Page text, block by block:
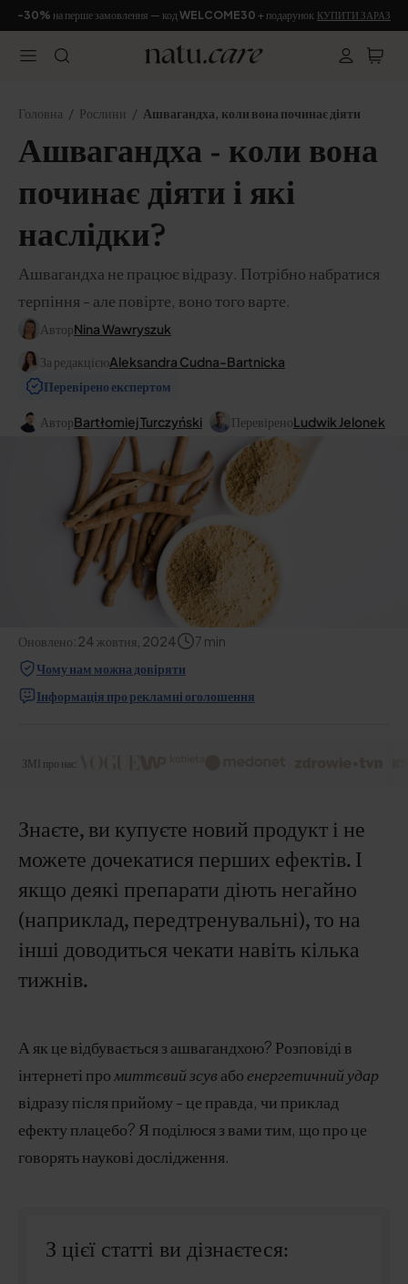
-30% на перше замовлення — код WELCOME30 + подарунок КУПИТИ ЗАРАЗ
Головна Рослини Ашвагандха, коли вона починає діяти
Ашвагандха - коли вона
починає діяти і які
наслідки?
Ашвагандха не працює відразу. Потрібно набратися
терпіння - але повірте, воно того варте.
АвторNina Wawryszuk
За редакцієюAleksandra Cudna-Bartnicka
Перевірено експертом
АвторBartłomiej Turczyński ПеревіреноLudwik Jelonek
Оновлено:24 жовтня, 2024 7 min
Чому нам можна довіряти
Інформація про рекламні оголошення
ЗМІ про нас:
Знаєте, ви купуєте новий продукт і не
можете дочекатися перших ефектів. І
якщо деякі препарати діють негайно
(наприклад, передтренувальні), то на
інші доводиться чекати навіть кілька
тижнів.
А як це відбувається з ашвагандхою? Розповіді в
інтернеті про миттєвийзсув або енергетичний удар
відразу після прийому - це правда, чи приклад
ефекту плацебо? Я поділюся з вами тим, що про це
говорять наукові дослідження.
З цієї статті ви дізнаєтеся: